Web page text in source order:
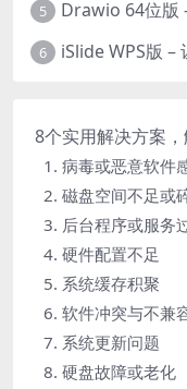
5 Drawio 64位版
6
8个实用解决方案
1. 病毒或恶意软件
2. 磁盘空间不足或
3. 后台程序或服务
4. 硬件配置不足
5. 系统缓存积聚
6. 软件冲突与不兼
7. 系统更新问题
8. 硬盘故障或老化